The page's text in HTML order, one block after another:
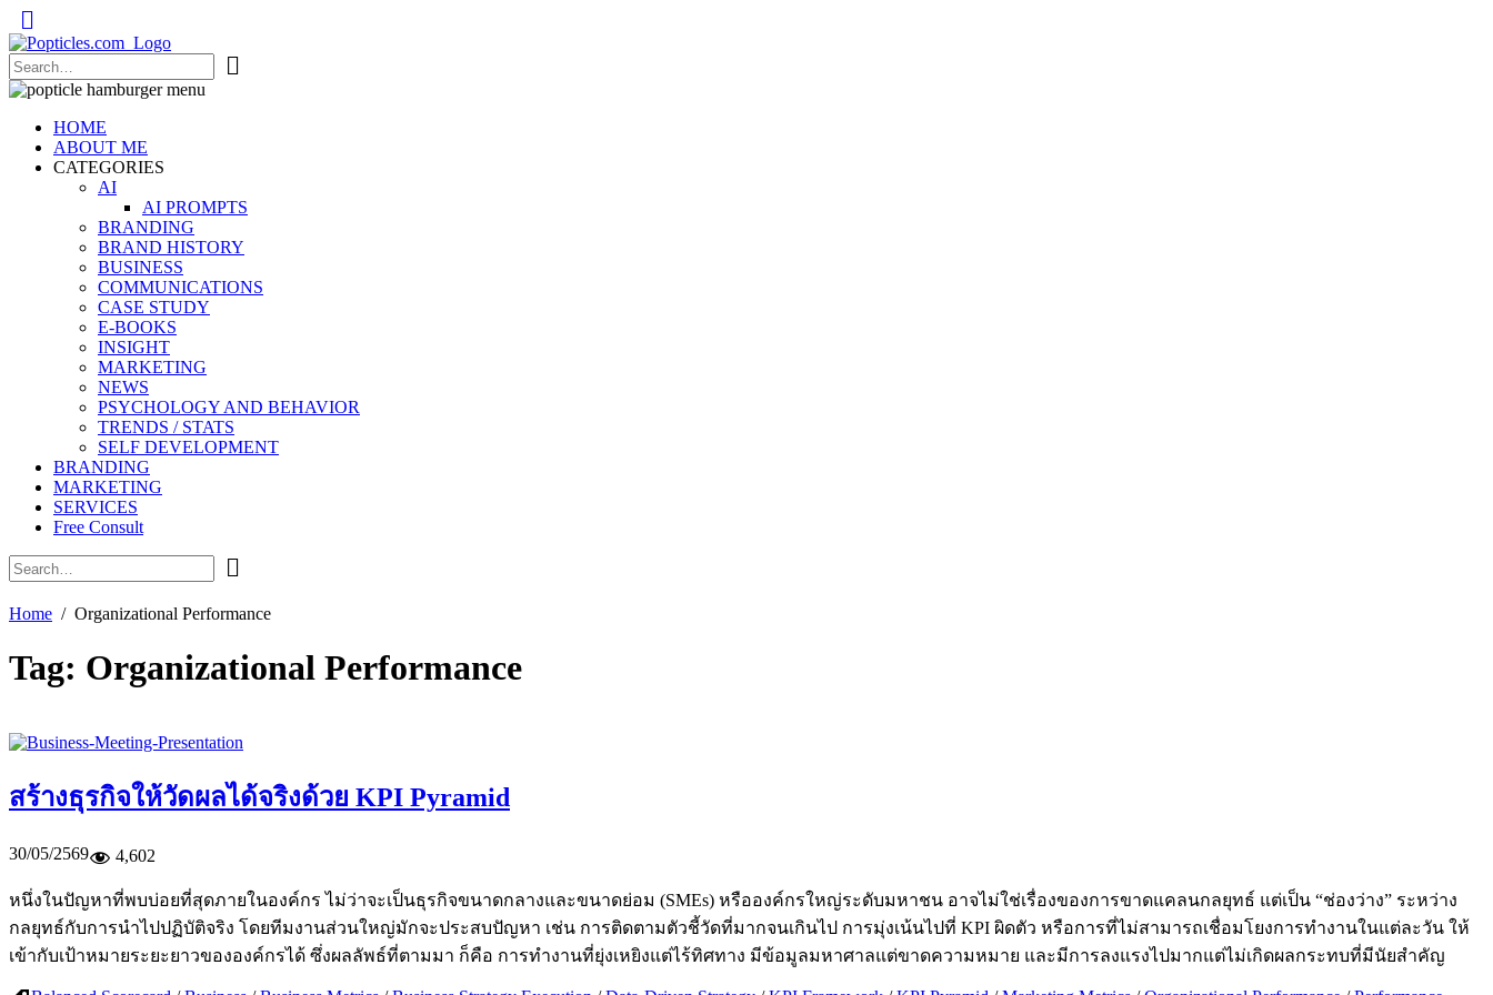
Popticles.com
HOME
ABOUT ME
CATEGORIES
AI
AI PROMPTS
BRANDING
BRAND HISTORY
BUSINESS
COMMUNICATIONS
CASE STUDY
E-BOOKS
INSIGHT
MARKETING
NEWS
PSYCHOLOGY AND BEHAVIOR
TRENDS / STATS
SELF DEVELOPMENT
BRANDING
MARKETING
SERVICES
Free Consult
Home Organizational Performance
Tag: Organizational Performance
สร้างธุรกิจให้วัดผลได้จริงด้วย KPI Pyramid
30/05/2569 4,602
หนึ่งในปัญหาที่พบบ่อยที่สุดภายในองค์กร ไม่ว่าจะเป็นธุรกิจขนาดกลางและขนาดย่อม (SMEs) หรือองค์กรใหญ่ระดับมหาชน อาจไม่ใช่เรื่องของการขาดแคลนกลยุทธ์ แต่เป็น “ช่องว่าง” ระหว่าง
กลยุทธ์กับการนำไปปฏิบัติจริง โดยทีมงานส่วนใหญ่มักจะประสบปัญหา เช่น การติดตามตัวชี้วัดที่มากจนเกินไป การมุ่งเน้นไปที่ KPI ผิดตัว หรือการที่ไม่สามารถเชื่อมโยงการทำงานในแต่ละวัน ให้
เข้ากับเป้าหมายระยะยาวขององค์กรได้ ซึ่งผลลัพธ์ที่ตามมา ก็คือ การทำงานที่ยุ่งเหยิงแต่ไร้ทิศทาง มีข้อมูลมหาศาลแต่ขาดความหมาย และมีการลงแรงไปมากแต่ไม่เกิดผลกระทบที่มีนัยสำคัญ